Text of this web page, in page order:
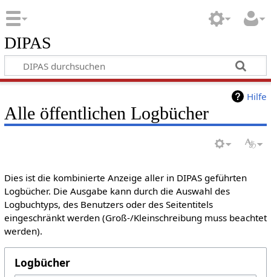
DIPAS
Hilfe
Alle öffentlichen Logbücher
Dies ist die kombinierte Anzeige aller in DIPAS geführten
Logbücher. Die Ausgabe kann durch die Auswahl des
Logbuchtyps, des Benutzers oder des Seitentitels
eingeschränkt werden (Groß-/Kleinschreibung muss beachtet
werden).
Logbücher